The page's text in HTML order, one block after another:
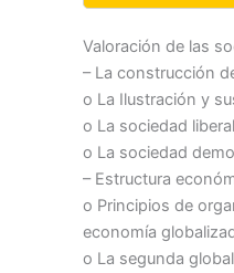
Valoración de las
– La construcción
o La Ilustración y
o La sociedad
o La sociedad
– Estructura
o Principios de
economía
o La segunda